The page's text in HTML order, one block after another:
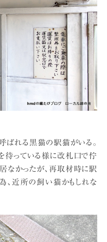
呼ばれる黒猫の駅猫がいる。
待っている様に改札口で佇
なかったが、再取材時に駅
、近所の飼い猫かもしれな